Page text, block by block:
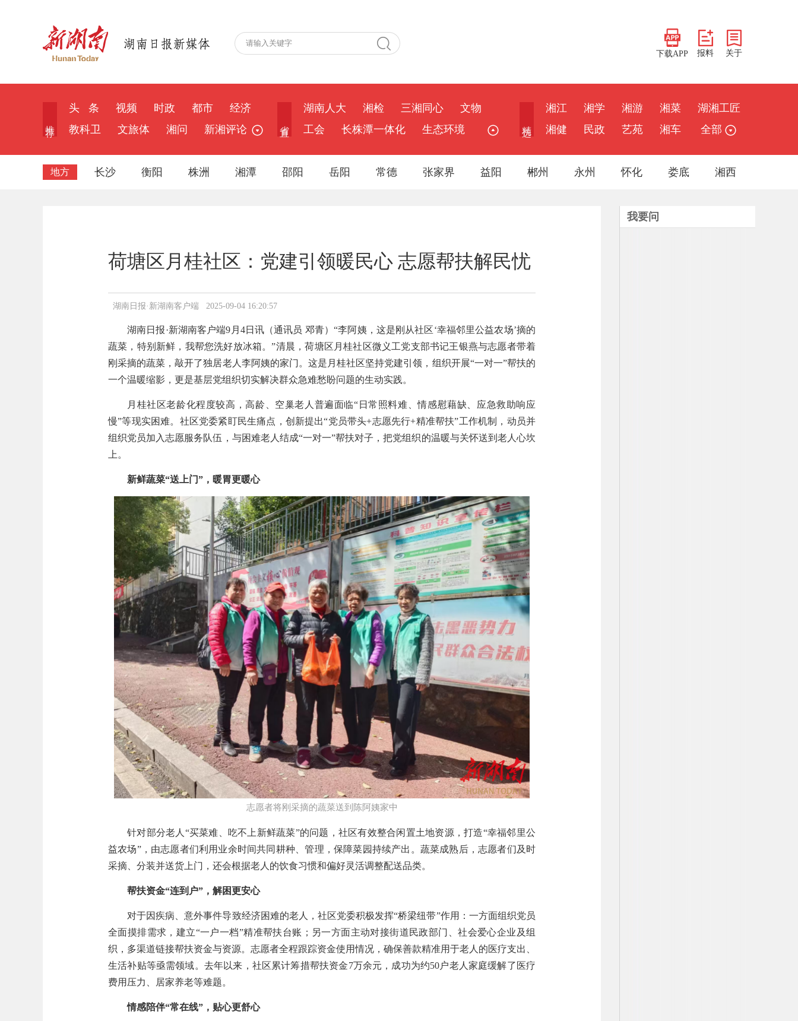
下载APP 报料 关于
头 条 视频 时政 都市
经济
教科卫
文旅体 湘问 新湘评论
湖南人大 湘检 三湘同心
文物
工会
长株潭一体化 生态环境
湘江 湘学 湘游 湘菜
湖湘工匠
湘健
民政 艺苑 湘车 全部
地方 长沙 衡阳 株洲 湘潭 邵阳 岳阳 常德 张家界 益阳 郴州 永州 怀化 娄底 湘西
荷塘区月桂社区：党建引领暖民心 志愿帮扶解民忧
湖南日报·新湖南客户端 2025-09-04 16:20:57
湖南日报·新湖南客户端9月4日讯（通讯员 邓青）“李阿姨，这是刚从社区‘幸福邻里公益农场’摘的
蔬菜，特别新鲜，我帮您洗好放冰箱。”清晨，荷塘区月桂社区微义工党支部书记王银燕与志愿者带着
刚采摘的蔬菜，敲开了独居老人李阿姨的家门。这是月桂社区坚持党建引领，组织开展“一对一”帮扶的
一个温暖缩影，更是基层党组织切实解决群众急难愁盼问题的生动实践。
月桂社区老龄化程度较高，高龄、空巢老人普遍面临“日常照料难、情感慰藉缺、应急救助响应
慢”等现实困难。社区党委紧盯民生痛点，创新提出“党员带头+志愿先行+精准帮扶”工作机制，动员并
组织党员加入志愿服务队伍，与困难老人结成“一对一”帮扶对子，把党组织的温暖与关怀送到老人心坎
上。
新鲜蔬菜“送上门”，暖胃更暖心
志愿者将刚采摘的蔬菜送到陈阿姨家中
针对部分老人“买菜难、吃不上新鲜蔬菜”的问题，社区有效整合闲置土地资源，打造“幸福邻里公
益农场”，由志愿者们利用业余时间共同耕种、管理，保障菜园持续产出。蔬菜成熟后，志愿者们及时
采摘、分装并送货上门，还会根据老人的饮食习惯和偏好灵活调整配送品类。
帮扶资金“连到户”，解困更安心
对于因疾病、意外事件导致经济困难的老人，社区党委积极发挥“桥梁纽带”作用：一方面组织党员
全面摸排需求，建立“一户一档”精准帮扶台账；另一方面主动对接街道民政部门、社会爱心企业及组
织，多渠道链接帮扶资金与资源。志愿者全程跟踪资金使用情况，确保善款精准用于老人的医疗支出、
生活补贴等亟需领域。去年以来，社区累计筹措帮扶资金7万余元，成功为约50户老人家庭缓解了医疗
费用压力、居家养老等难题。
情感陪伴“常在线”，贴心更舒心
我要问